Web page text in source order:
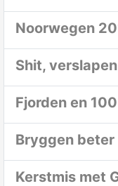
Noorwegen
Shit, verslapen
Fjorden en
Bryggen
Kerstmis met